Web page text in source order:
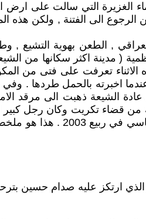
الغزيرة التي سالت على ارض
الرجوع الى الفتنة , ولكن هذه
, الطعن بهوية التشيع ,
( مدينة اكثر سكانها من
تعرفت على فتى من
اخبرته بالحمل طردها .
الشيعة ذهبت الى مرقد
من قضاء تكريت وكان رجل
الزواج فقبلت به , وانجب منها أطفال . ينتهي هذا الجزء عندما تفاجأت حمدية
الذي ارتكز عليه صدام حسين